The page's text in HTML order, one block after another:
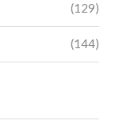
(129)
(144)